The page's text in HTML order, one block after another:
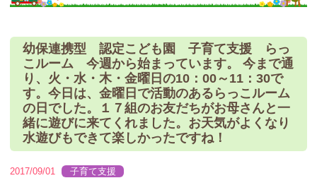
幼保連携型 認定こども園 子育て支援 らっ
こルーム 今週から始まっています。 今まで通
り、火・水・木・金曜日の10：00～11：30で
す。今日は、金曜日で活動のあるらっこルーム
の日でした。１７組のお友だちがお母さんと一
緒に遊びに来てくれました。お天気がよくなり
水遊びもできて楽しかったですね！
2017/09/01 子育て支援